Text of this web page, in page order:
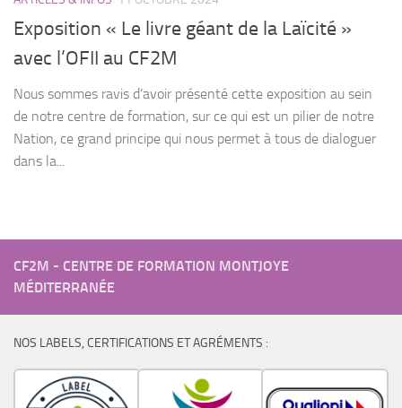
Exposition « Le livre géant de la Laïcité »
avec l’OFII au CF2M
Nous sommes ravis d’avoir présenté cette exposition au sein
de notre centre de formation, sur ce qui est un pilier de notre
Nation, ce grand principe qui nous permet à tous de dialoguer
dans la...
CF2M - CENTRE DE FORMATION MONTJOYE
MÉDITERRANÉE
NOS LABELS, CERTIFICATIONS ET AGRÉMENTS :